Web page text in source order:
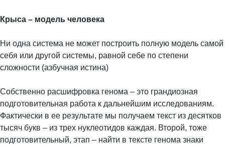
Крыса – модель человека
Ни одна система не может построить полную модель самой
себя или другой системы, равной себе по степени
сложности (азбучная истина)
Собственно расшифровка генома – это грандиозная
подготовительная работа к дальнейшим исследованиям.
Фактически в ее результате мы получаем текст из десятков
тысяч букв – из трех нуклеотидов каждая. Второй, тоже
подготовительный, этап – найти в тексте генома знаки